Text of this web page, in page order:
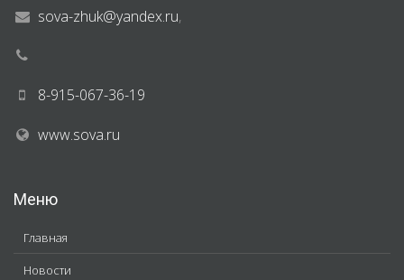
sova-zhuk@yandex.ru,
8-915-067-36-19
www.sova.ru
Меню
Главная
Новости